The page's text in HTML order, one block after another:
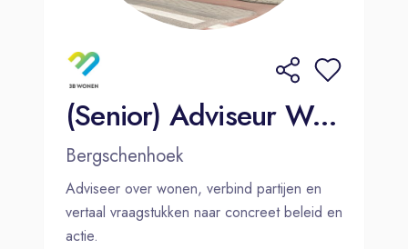
(Senior) Adviseur Wonen
Bergschenhoek
Adviseer over wonen, verbind partijen en
vertaal vraagstukken naar concreet beleid en
actie.